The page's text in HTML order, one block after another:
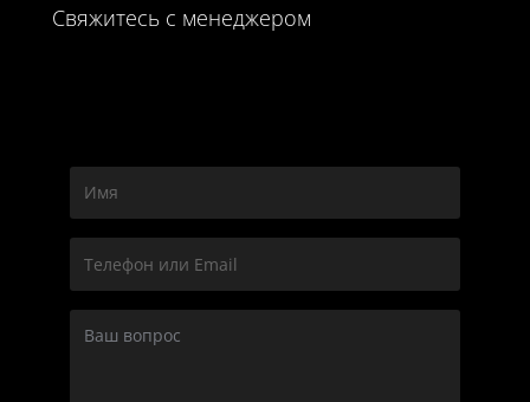
Свяжитесь с менеджером